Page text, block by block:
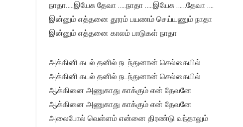
நாதா…..இயேசு தேவா …..நாதா …..இயேசு ……தேவா ….
இன்னும் எத்தனை தூரம் பயணம் செய்யணும் நாதா
இன்னும் எத்தனை காலம் பாடுகள் நாதா
அக்கினி கடல் தனில் நடந்துனான் செல்கையில்
அக்கினி கடல் தனில் நடந்துனான் செல்கையில்
ஆக்கினை அணுகாது காக்கும் என் தேவனே
ஆக்கினை அணுகாது காக்கும் என் தேவனே
அலைபோல் வெள்ளம் என்னை திரண்டு வந்தாலும்